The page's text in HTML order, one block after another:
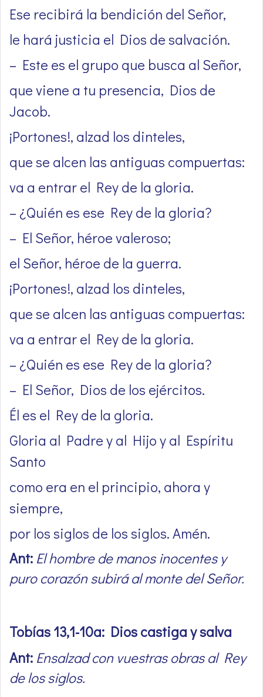
Ese recibirá la bendición del Señor,
le hará justicia el Dios de salvación.
– Este es el grupo que busca al Señor,
que viene a tu presencia, Dios de
Jacob.
¡Portones!, alzad los dinteles,
que se alcen las antiguas compuertas:
va a entrar el Rey de la gloria.
– ¿Quién es ese Rey de la gloria?
– El Señor, héroe valeroso;
el Señor, héroe de la guerra.
¡Portones!, alzad los dinteles,
que se alcen las antiguas compuertas:
va a entrar el Rey de la gloria.
– ¿Quién es ese Rey de la gloria?
– El Señor, Dios de los ejércitos.
Él es el Rey de la gloria.
Gloria al Padre y al Hijo y al Espíritu
Santo
como era en el principio, ahora y
siempre,
por los siglos de los siglos. Amén.
Ant: El hombre de manos inocentes y
puro corazón subirá al monte del Señor.
Tobías 13,1-10a: Dios castiga y salva
Ant: Ensalzad con vuestras obras al Rey
de los siglos.